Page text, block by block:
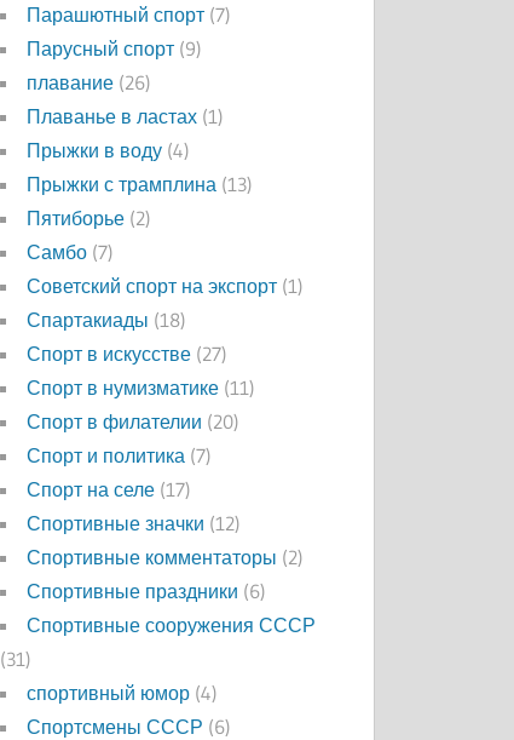
Парашютный спорт (7)
Парусный спорт (9)
плавание (26)
Плаванье в ластах (1)
Прыжки в воду (4)
Прыжки с трамплина (13)
Пятиборье (2)
Самбо (7)
Советский спорт на экспорт (1)
Спартакиады (18)
Спорт в искусстве (27)
Спорт в нумизматике (11)
Спорт в филателии (20)
Спорт и политика (7)
Спорт на селе (17)
Спортивные значки (12)
Спортивные комментаторы (2)
Спортивные праздники (6)
Спортивные сооружения СССР
(31)
спортивный юмор (4)
Спортсмены СССР (6)